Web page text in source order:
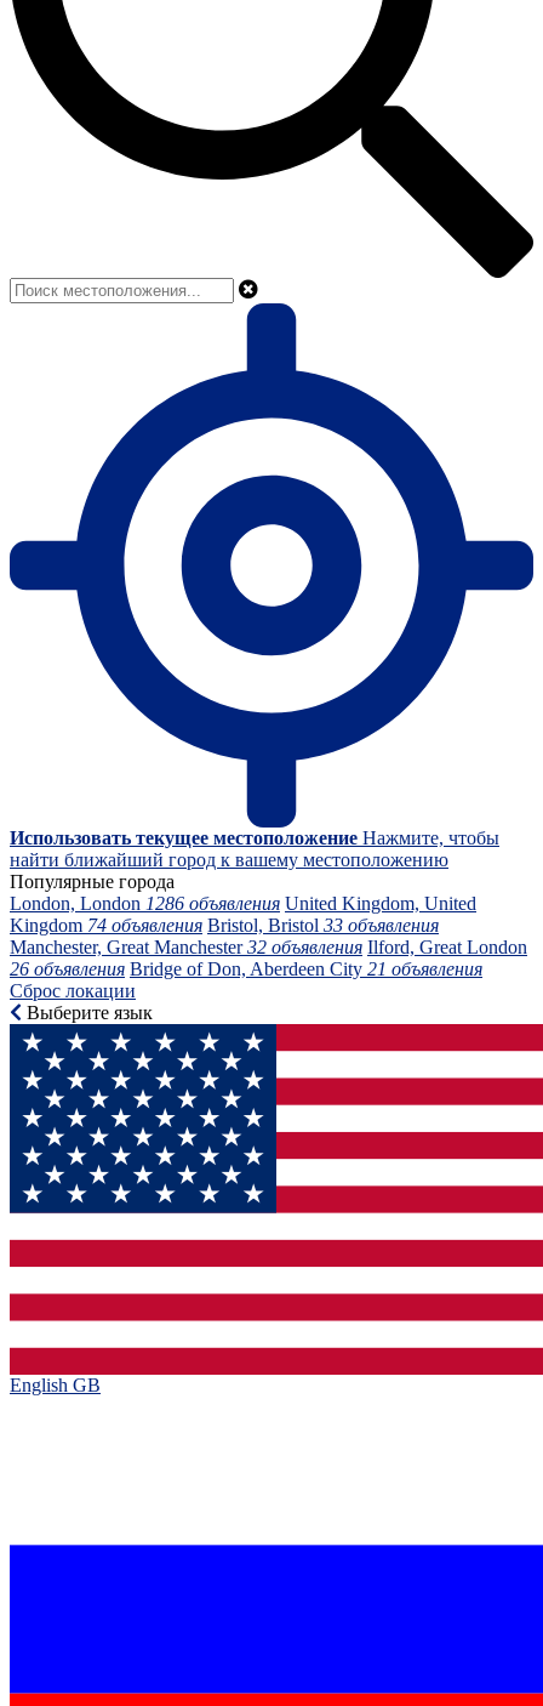
Использовать текущее местоположение Нажмите, чтобы
найти ближайший город к вашему местоположению
Популярные города
London, London 1286 объявления United Kingdom, United
Kingdom 74 объявления Bristol, Bristol 33 объявления
Manchester, Great Manchester32 объявления Ilford, Great London
26 объявления Bridge of Don, Aberdeen City 21 объявления
Сброс локации
Выберите язык
English GB‎